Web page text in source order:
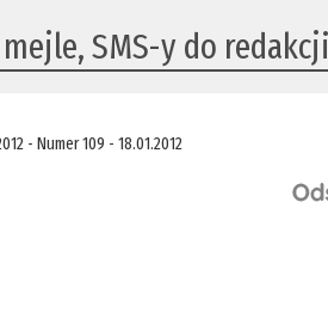
SMS-y do
- Numer 109 - 18.01.2012